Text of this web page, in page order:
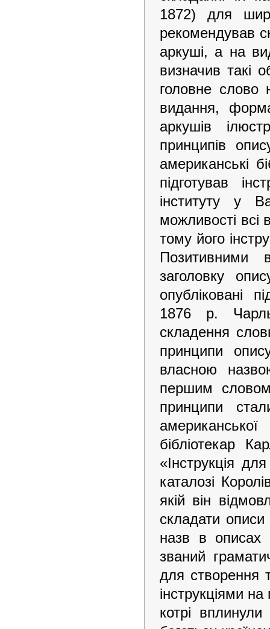
1872) для
рекомендував
аркуші, а на
визначив такі
головне слово
видання,
аркушів
принципів
американські
підготував
інституту у
можливості всі
тому його
Позитивними
заголовку
опубліковані
1876 р.
складення
принципи
власною
першим
принципи
бібліотекар
«Інструкція
каталозі
якій він
складати
назв в описах
званий
для створення
інструкціями
котрі